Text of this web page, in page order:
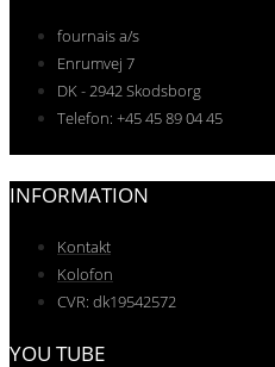
fournais a/s
Enrumvej 7
DK - 2942 Skodsborg
Telefon: +45 45 89 04 45
INFORMATION
Kontakt
Kolofon
CVR: dk19542572
YOU TUBE